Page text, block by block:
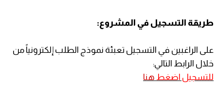
طريقة التسجيل في المشروع:
على الراغبين في التسجيل تعبئة نموذج الطلب إلكترونياً من
خلال الرابط التالي:
للتسجيل اضغط هنا